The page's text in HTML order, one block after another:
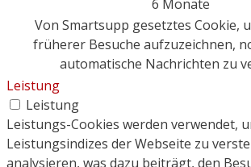
6 Monate
Von Smartsupp gesetztes Cookie,
früherer Besuche aufzuzeichnen,
automatische Nachrichten zu
Leistung
Leistung
Leistungs-Cookies werden verwendet,
Leistungsindizes der Webseite zu
analysieren, was dazu beiträgt, den